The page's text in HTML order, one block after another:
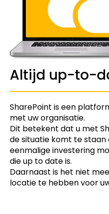
Altijd up-to-
SharePoint is een
met uw organisatie.
Dit betekent dat u met
de situatie komt te
eenmalige investering
die up to date is.
Daarnaast is het niet
locatie te hebben voor